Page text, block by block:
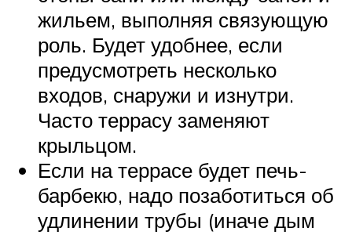
жильем, выполняя связующую
роль. Будет удобнее, если
предусмотреть несколько
входов, снаружи и изнутри.
Часто террасу заменяют
крыльцом.
Если на террасе будет печь-
барбекю, надо позаботиться об
удлинении трубы (иначе дым